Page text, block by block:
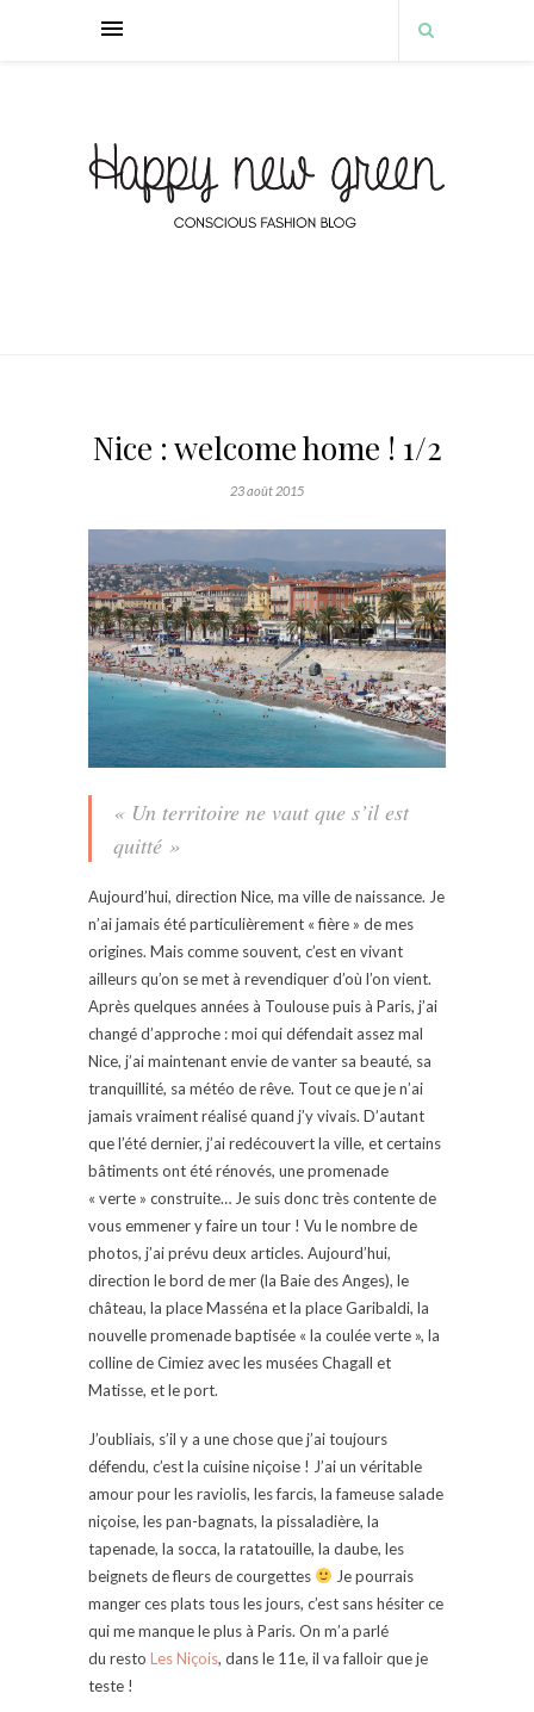
Nice : welcome home ! 1/2
23 août 2015
« Un territoire ne vaut que s’il est
quitté »
Aujourd’hui, direction Nice, ma ville de naissance. Je
n’ai jamais été particulièrement « fière » de mes
origines. Mais comme souvent, c’est en vivant
ailleurs qu’on se met à revendiquer d’où l’on vient.
Après quelques années à Toulouse puis à Paris, j’ai
changé d’approche : moi qui défendait assez mal
Nice, j’ai maintenant envie de vanter sa beauté, sa
tranquillité, sa météo de rêve. Tout ce que je n’ai
jamais vraiment réalisé quand j’y vivais. D’autant
que l’été dernier, j’ai redécouvert la ville, et certains
bâtiments ont été rénovés, une promenade
« verte » construite… Je suis donc très contente de
vous emmener y faire un tour ! Vu le nombre de
photos, j’ai prévu deux articles. Aujourd’hui,
direction le bord de mer (la Baie des Anges), le
château, la place Masséna et la place Garibaldi, la
nouvelle promenade baptisée « la coulée verte », la
colline de Cimiez avec les musées Chagall et
Matisse, et le port.
J’oubliais, s’il y a une chose que j’ai toujours
défendu, c’est la cuisine niçoise ! J’ai un véritable
amour pour les raviolis, les farcis, la fameuse salade
niçoise, les pan-bagnats, la pissaladière, la
tapenade, la socca, la ratatouille, la daube, les
beignets de fleurs de courgettes
Je pourrais
manger ces plats tous les jours, c’est sans hésiter ce
qui me manque le plus à Paris. On m’a parlé
du resto Les Niçois, dans le 11e, il va falloir que je
teste !